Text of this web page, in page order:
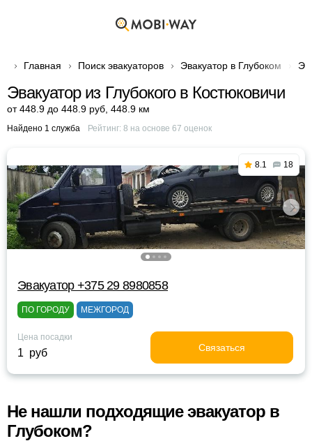
Главная Поиск эвакуаторов Эвакуатор в Глубоком
Эвакуатор из Глубокого в Костюковичи
от 448.9 до 448.9 руб 448.9 км
Найдено 1 служба Рейтинг: 8 на основе 67 оценок
8.1 18
Эвакуатор +375 29 8980858
ПО ГОРОДУ МЕЖГОРОД
Цена посадки
1 руб Связаться
Не нашли подходящие эвакуатор в
Глубоком?